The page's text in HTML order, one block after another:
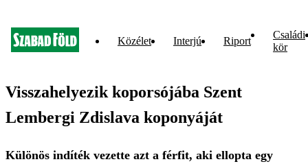
Közélet Interjú Riport
Családi
kör
Visszahelyezik koporsójába Szent
Lembergi Zdislava koponyáját
Különös indíték vezette azt a férfit, aki ellopta egy